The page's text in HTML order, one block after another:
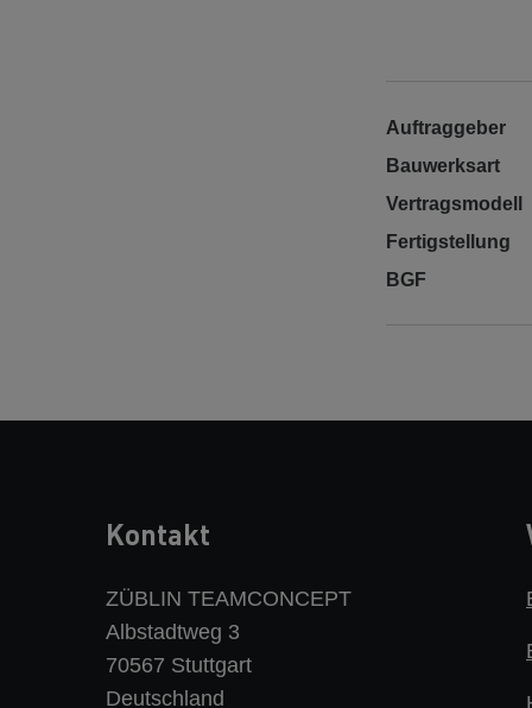
Auftraggeber
Bauwerksart
Vertragsmodell
Fertigstellung
BGF
Kontakt
ZÜBLIN TEAMCONCEPT
Albstadtweg 3
70567 Stuttgart
Deutschland